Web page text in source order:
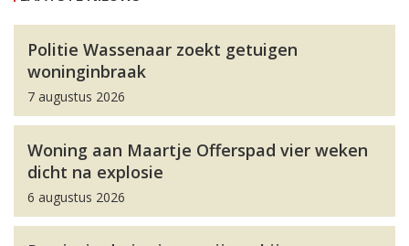
Politie Wassenaar zoekt getuigen
woninginbraak
7 augustus 2026
Woning aan Maartje Offerspad vier weken
dicht na explosie
6 augustus 2026